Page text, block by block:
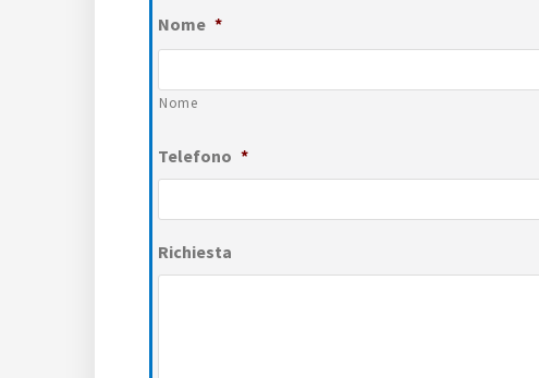
Nome *
Nome
Telefono *
Richiesta